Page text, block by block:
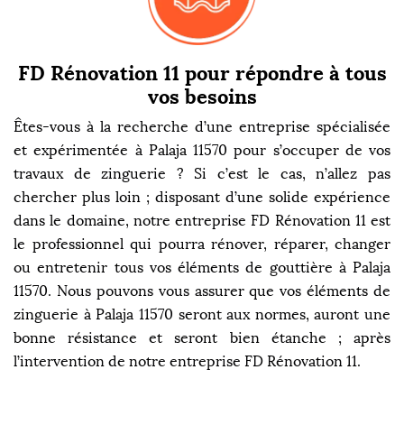
FD Rénovation 11 pour répondre à tous
vos besoins
Êtes-vous à la recherche d’une entreprise spécialisée
et expérimentée à Palaja 11570 pour s’occuper de vos
travaux de zinguerie ? Si c’est le cas, n’allez pas
chercher plus loin ; disposant d’une solide expérience
dans le domaine, notre entreprise FD Rénovation 11 est
le professionnel qui pourra rénover, réparer, changer
ou entretenir tous vos éléments de gouttière à Palaja
11570. Nous pouvons vous assurer que vos éléments de
zinguerie à Palaja 11570 seront aux normes, auront une
bonne résistance et seront bien étanche ; après
l’intervention de notre entreprise FD Rénovation 11.